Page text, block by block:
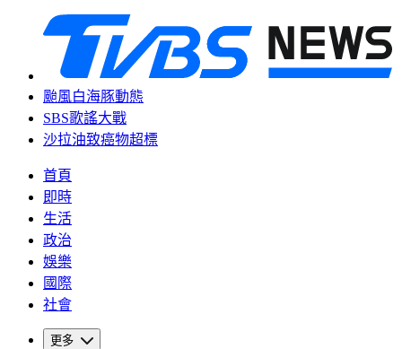
颱風白海豚動態
SBS歌謠大戰
沙拉油致癌物超標
首頁
即時
生活
政治
娛樂
國際
社會
更多